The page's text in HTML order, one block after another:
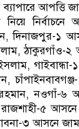
ব্যাপারে
নিয়ে
দিনাজপুর-১
ঠাকুরগাঁও-
রহমান, নওগাঁ-
৫ আসনে
৩ আসনে